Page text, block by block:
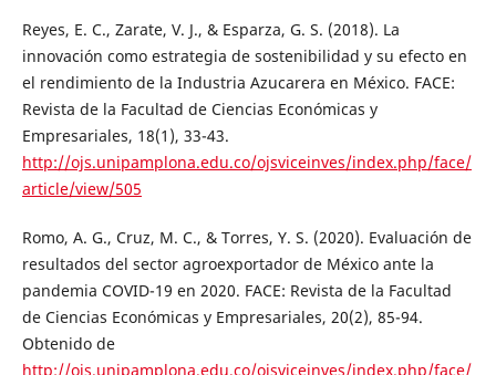
Reyes, E. C., Zarate, V. J., & Esparza, G. S. (2018). La
innovación como estrategia de sostenibilidad y su efecto en
el rendimiento de la Industria Azucarera en México. FACE:
Revista de la Facultad de Ciencias Económicas y
Empresariales, 18(1), 33-43.
http://ojs.unipamplona.edu.co/ojsviceinves/index.php/face/
article/view/505
Romo, A. G., Cruz, M. C., & Torres, Y. S. (2020). Evaluación de
resultados del sector agroexportador de México ante la
pandemia COVID-19 en 2020. FACE: Revista de la Facultad
de Ciencias Económicas y Empresariales, 20(2), 85-94.
Obtenido de
http://ojs.unipamplona.edu.co/ojsviceinves/index.php/face/